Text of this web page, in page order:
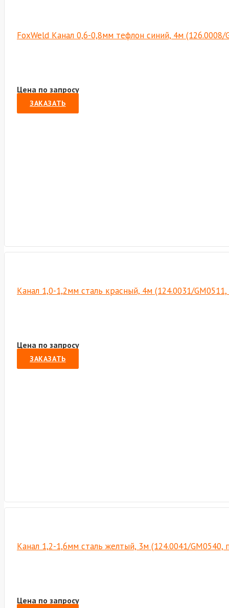
FoxWeld Канал 0,6-0,8мм тефлон синий, 4м
Цена по запросу
ЗАКАЗАТЬ
Канал 1,0-1,2мм сталь красный, 4м (124.0031/
Цена по запросу
ЗАКАЗАТЬ
Канал 1,2-1,6мм сталь желтый, 3м (124.0041/
Цена по запросу